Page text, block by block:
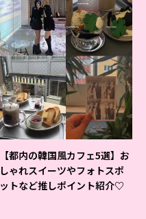
【都内の韓国風カフェ5選】お
しゃれスイーツやフォトスポ
ットなど推しポイント紹介♡